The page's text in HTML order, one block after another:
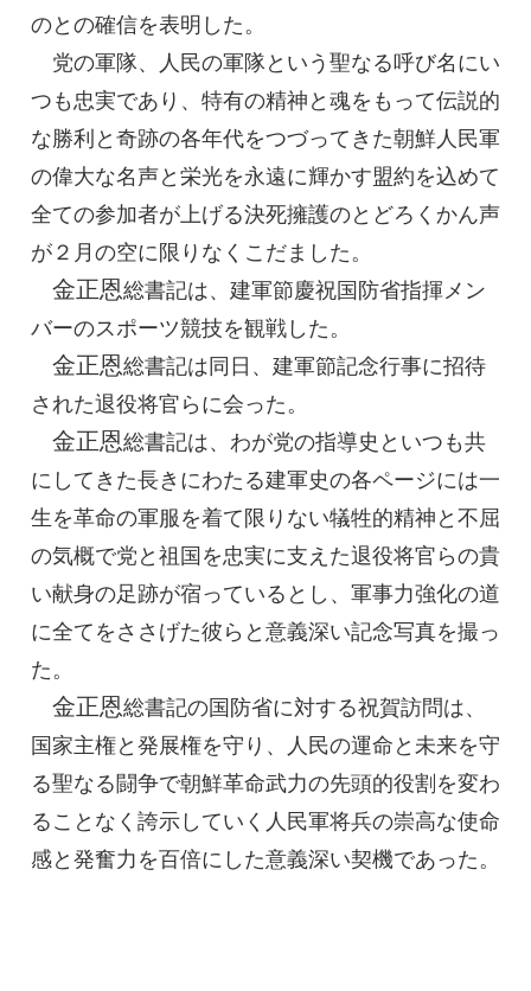
のとの確信を表明した。
党の軍隊、人民の軍隊という聖なる呼び名にい
つも忠実であり、特有の精神と魂をもって伝説的
な勝利と奇跡の各年代をつづってきた朝鮮人民軍
の偉大な名声と栄光を永遠に輝かす盟約を込めて
全ての参加者が上げる決死擁護のとどろくかん声
が２月の空に限りなくこだました。
金正恩総書記は、建軍節慶祝国防省指揮メン
バーのスポーツ競技を観戦した。
金正恩総書記は同日、建軍節記念行事に招待
された退役将官らに会った。
金正恩総書記は、わが党の指導史といつも共
にしてきた長きにわたる建軍史の各ページには一
生を革命の軍服を着て限りない犠牲的精神と不屈
の気概で党と祖国を忠実に支えた退役将官らの貴
い献身の足跡が宿っているとし、軍事力強化の道
に全てをささげた彼らと意義深い記念写真を撮っ
た。
金正恩総書記の国防省に対する祝賀訪問は、
国家主権と発展権を守り、人民の運命と未来を守
る聖なる闘争で朝鮮革命武力の先頭的役割を変わ
ることなく誇示していく人民軍将兵の崇高な使命
感と発奮力を百倍にした意義深い契機であった。